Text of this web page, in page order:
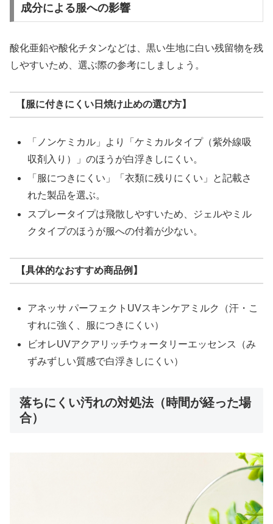
成分による服への影響
酸化亜鉛や酸化チタンなどは、黒い生地に白い残留物を残
しやすいため、選ぶ際の参考にしましょう。
【服に付きにくい日焼け止めの選び方】
「ノンケミカル」より「ケミカルタイプ（紫外線吸
収剤入り）」のほうが白浮きしにくい。
「服につきにくい」「衣類に残りにくい」と記載さ
れた製品を選ぶ。
スプレータイプは飛散しやすいため、ジェルやミル
クタイプのほうが服への付着が少ない。
【具体的なおすすめ商品例】
アネッサ パーフェクトUVスキンケアミルク（汗・こ
すれに強く、服につきにくい）
ビオレUVアクアリッチウォータリーエッセンス（み
ずみずしい質感で白浮きしにくい）
落ちにくい汚れの対処法（時間が経った場
合）